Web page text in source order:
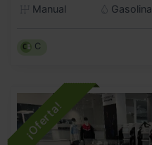
Manual
Gasolina
C